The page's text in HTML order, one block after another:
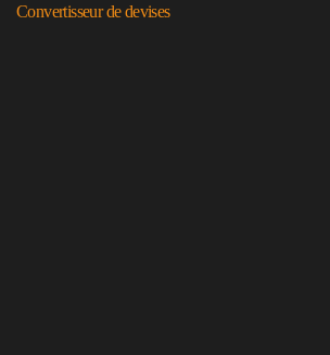
Convertisseur de devises